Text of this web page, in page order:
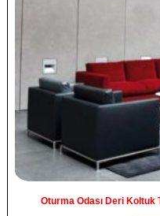
Oturma Odası Deri Koltuk